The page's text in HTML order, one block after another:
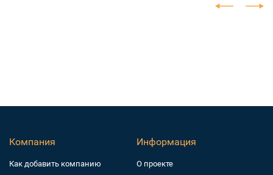
Компания
Как добавить компанию
Информация
О проекте